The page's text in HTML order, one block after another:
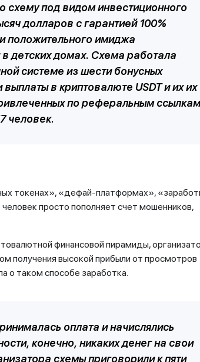
под видом инвестиционного
долларов с гарантией 100%
положительного имиджа
детских домах. Схема работала
системе из шести бонусных
в криптовалюте USDT и их их
по реферальным ссылкам
человек.
токенах», «дефай-платформах»,
просто пополняет счет мошенников,
финансовой пирамиды,
получения высокой прибыли от просмотров
о таком способе заработка.
оплата и начислялись
конечно, никаких денег на свои
схемы приговорили к пяти